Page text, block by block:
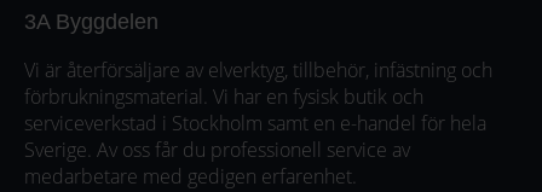
3A Byggdelen
Vi är återförsäljare av elverktyg, tillbehör, infästning och
förbrukningsmaterial. Vi har en fysisk butik och
serviceverkstad i Stockholm samt en e-handel för hela
Sverige. Av oss får du professionell service av
medarbetare med gedigen erfarenhet.